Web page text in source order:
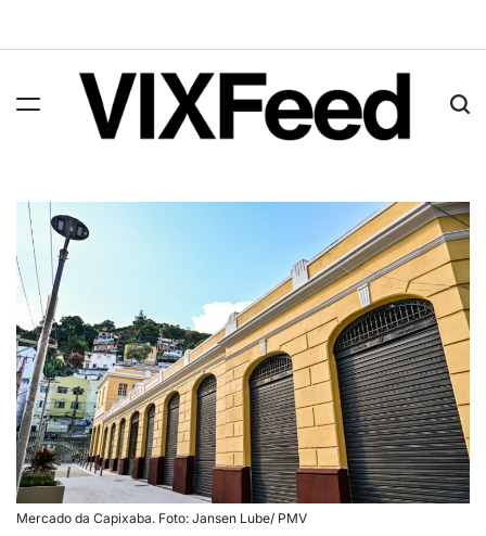
Mercado da Capixaba. Foto: Jansen Lube/ PMV